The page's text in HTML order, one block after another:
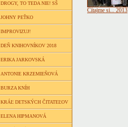
DROGY, TO TEDA NIE! SŠ
JOHNY PEŤKO
IMPROVIZUJ!
DEŇ KNIHOVNÍKOV 2018
ERIKA JARKOVSKÁ
ANTONIE KRZEMIEŇOVÁ
BURZA KNÍH
KRÁĽ DETSKÝCH ČITATEĽOV
ELENA HIPMANOVÁ
Čítajme si... 2013